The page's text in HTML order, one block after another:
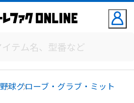
野球グローブ・グラブ・ミット